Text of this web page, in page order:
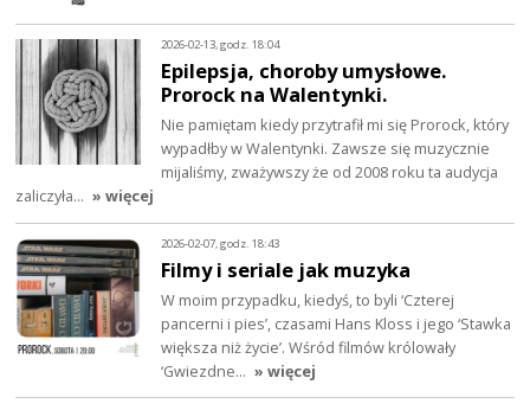
2026-02-13, godz. 18:04
Epilepsja, choroby umysłowe.
Prorock na Walentynki.
Nie pamiętam kiedy przytrafił mi się Prorock, który
wypadłby w Walentynki. Zawsze się muzycznie
mijaliśmy, zważywszy że od 2008 roku ta audycja
zaliczyła… » więcej
2026-02-07, godz. 18:43
Filmy i seriale jak muzyka
W moim przypadku, kiedyś, to byli ‘Czterej
pancerni i pies’, czasami Hans Kloss i jego ‘Stawka
większa niż życie’. Wśród filmów królowały
‘Gwiezdne… » więcej